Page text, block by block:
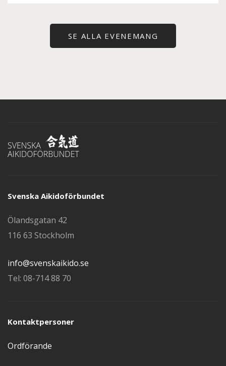
SE ALLA EVENEMANG
Svenska Aikidoförbundet
Ölandsgatan 42
116 63 Stockholm
info@svenskaikido.se
Tel: 08-714 88 70
Kontaktpersoner
Ordförande